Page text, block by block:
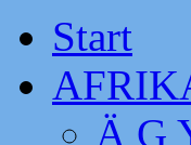
Start
Ä G